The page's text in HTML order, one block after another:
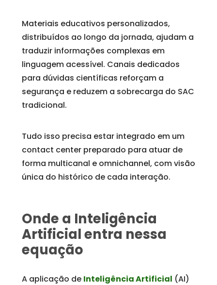
Materiais educativos personalizados,
distribuídos ao longo da jornada, ajudam a
traduzir informações complexas em
linguagem acessível. Canais dedicados
para dúvidas científicas reforçam a
segurança e reduzem a sobrecarga do SAC
tradicional.
Tudo isso precisa estar integrado em um
contact center preparado para atuar de
forma multicanal e omnichannel, com visão
única do histórico de cada interação.
Onde a Inteligência
Artificial entra nessa
equação
A aplicação de Inteligência Artificial (AI)